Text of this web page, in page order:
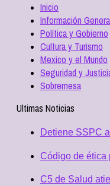
Inicio
Información
Política y Gobierno
Cultura y Turismo
Mexico y el Mundo
Seguridad y
Sobremesa
Ultimas Noticias
Detiene SSPC
Código de ética
C5 de Salud